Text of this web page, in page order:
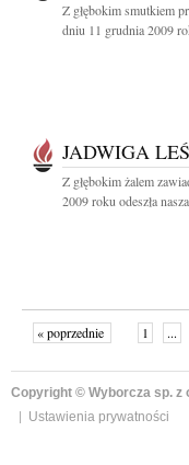
Z głębokim smutkiem
dniu 11 grudnia 2009
JADWIGA
Z głębokim żalem
2009 roku odeszła
« poprzednie 1 ...
Copyright © Wyborcza sp. z
Ustawienia prywatności